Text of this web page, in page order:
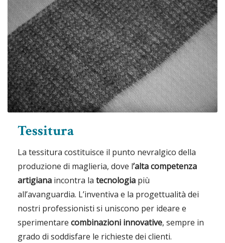
Tessitura
La tessitura costituisce il punto nevralgico della
produzione di maglieria, dove l’alta competenza
artigiana incontra la tecnologia più
all’avanguardia. L’inventiva e la progettualità dei
nostri professionisti si uniscono per ideare e
sperimentare combinazioni innovative, sempre in
grado di soddisfare le richieste dei clienti.